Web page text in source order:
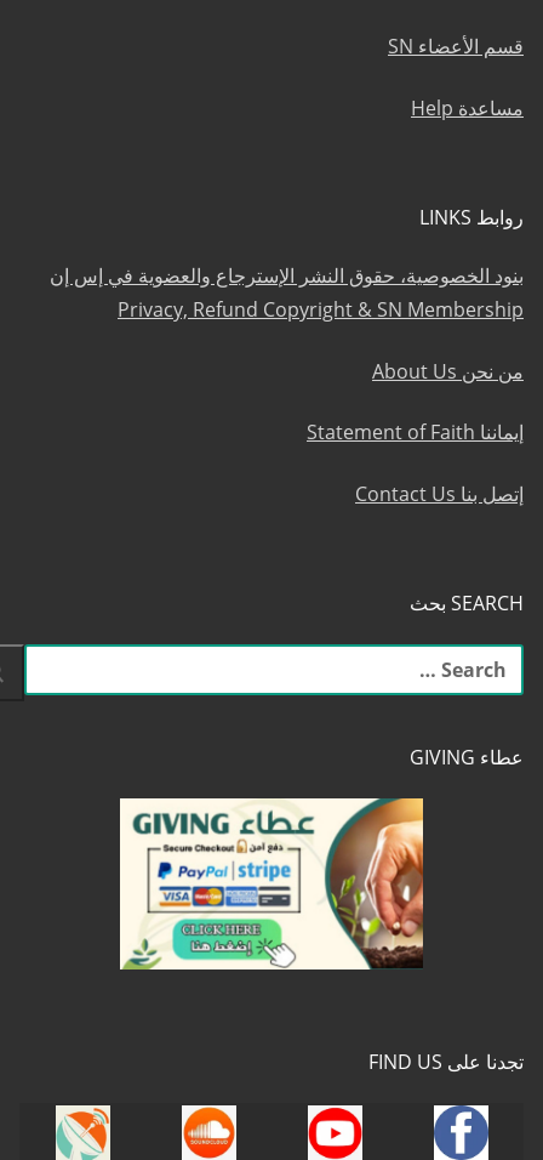
قسم الأعضاء SN
مساعدة Help
روابط LINKS
بنود الخصوصية، حقوق النشر الإسترجاع والعضوية في إس إن
Privacy, Refund Copyright & SN Membership
من نحن About Us
إيماننا Statement of Faith
إتصل بنا Contact Us
SEARCH بحث
البحث
عن:
عطاء GIVING
تجدنا على FIND US